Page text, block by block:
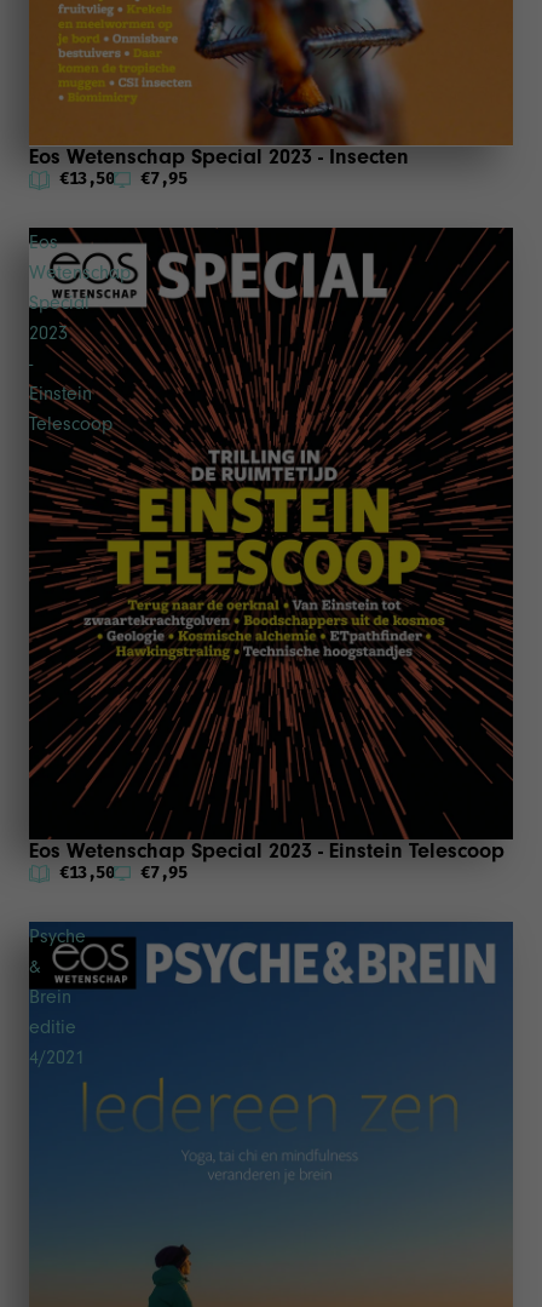
Eos Wetenschap Special 2023 - Insecten
€13,50 €7,95
Eos
Wetenschap
Special
2023
-
Einstein
Telescoop
Eos Wetenschap Special 2023 - Einstein Telescoop
€13,50 €7,95
Psyche
&
Brein
editie
4/2021